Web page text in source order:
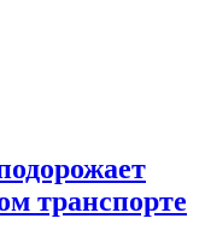
транспорте